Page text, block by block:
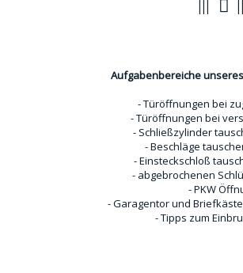
Aufgabenbereiche
- Türöffnungen bei
- Türöffnungen bei
- Schließzylinder
- Beschläge
- Einsteckschloß
- abgebrochenen
- PKW
- Garagentor und
- Tipps zum